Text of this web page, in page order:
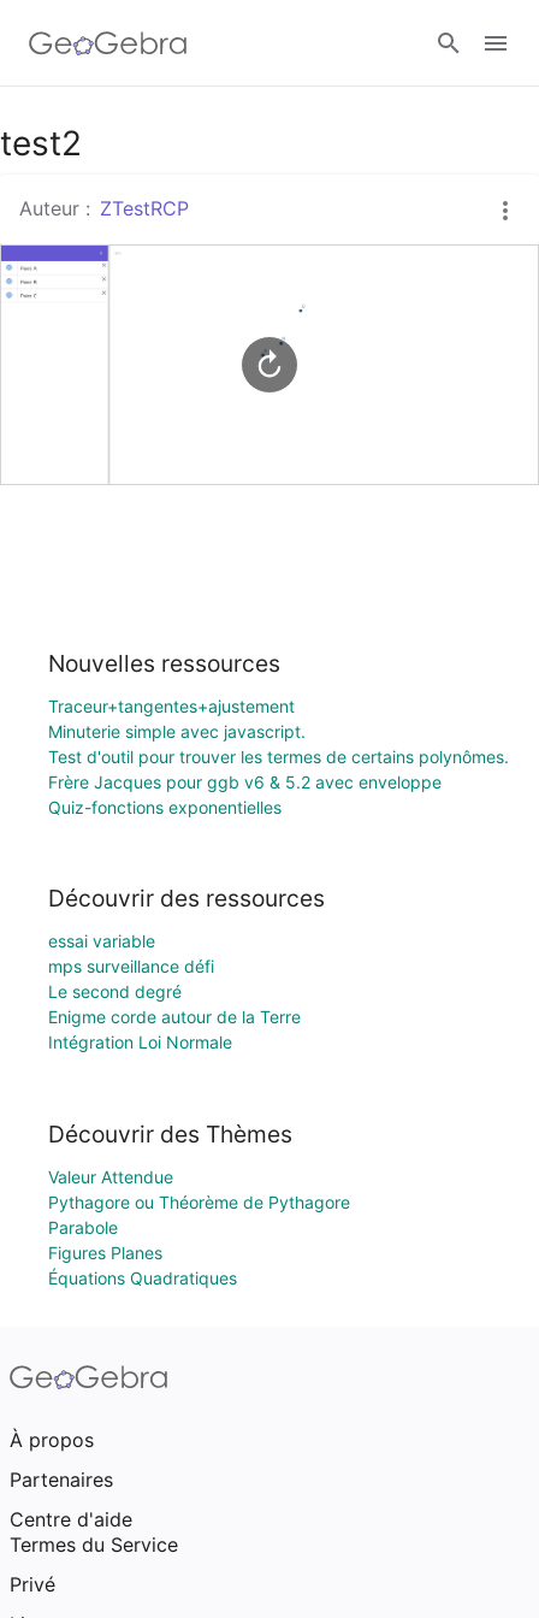
Google Classroom
Classe GeoGebra
Se connecter
test2
Auteur : ZTestRCP
Nouvelles ressources
Traceur+tangentes+ajustement
Minuterie simple avec javascript.
Test d'outil pour trouver les termes de certains polynômes.
Frère Jacques pour ggb v6 & 5.2 avec enveloppe
Quiz-fonctions exponentielles
Découvrir des ressources
essai variable
mps surveillance défi
Le second degré
Enigme corde autour de la Terre
Intégration Loi Normale
Découvrir des Thèmes
Valeur Attendue
Pythagore ou Théorème de Pythagore
Parabole
Figures Planes
Équations Quadratiques
À propos
Partenaires
Centre d'aide
Termes du Service
Privé